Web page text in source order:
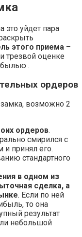
это уйдет пара
этого приема –
трезвой оценке
.
ордеров
возможно 2
ордеров.
смирился с
принял его.
стандартного
в одном из
сделка, а
. Если по ней
то она
результат
небольшой